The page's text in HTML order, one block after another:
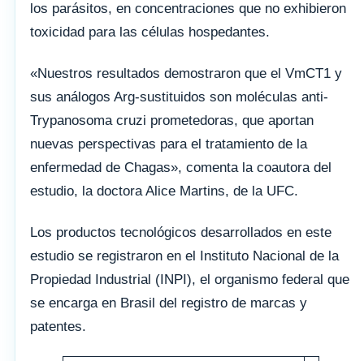
los parásitos, en concentraciones que no exhibieron
toxicidad para las células hospedantes.
«Nuestros resultados demostraron que el VmCT1 y
sus análogos Arg-sustituidos son moléculas anti-
Trypanosoma cruzi prometedoras, que aportan
nuevas perspectivas para el tratamiento de la
enfermedad de Chagas», comenta la coautora del
estudio, la doctora Alice Martins, de la UFC.
Los productos tecnológicos desarrollados en este
estudio se registraron en el Instituto Nacional de la
Propiedad Industrial (INPI), el organismo federal que
se encarga en Brasil del registro de marcas y
patentes.